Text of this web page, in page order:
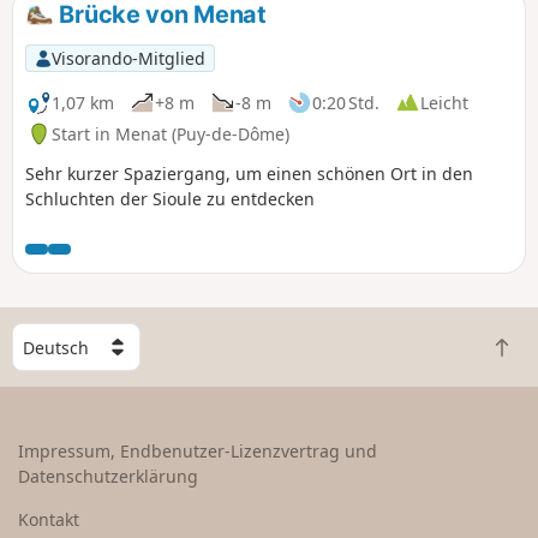
Brücke von Menat
Visorando-Mitglied
1,07 km
+8 m -8 m 0:20 Std.
Leicht
Start in Menat (Puy-de-Dôme)
Sehr kurzer Spaziergang, um einen schönen Ort in den
Schluchten der Sioule zu entdecken
W
ä
h
e
n
Z
u
Impressum, Endbenutzer-Lizenzvertrag und
Datenschutzerklärung
Kontakt